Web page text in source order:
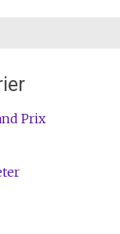
Prix